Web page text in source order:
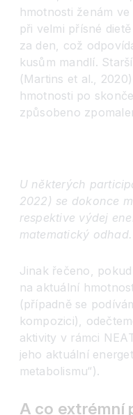
hmotnosti ženám
při velmi přísné
za den, což
kusům mandlí.
(Martins et al.,
hmotnosti po
způsobeno
U některých
2022) se dokonce
respektive výdej
matematický odhad.
Jinak řečeno,
na aktuální
(případně se
kompozici),
aktivity v rámci
jeho aktuální
metabolismu“).
A co extrémní